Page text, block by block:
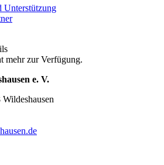
Unterstützung
mehr zur Verfügung.
e. V.